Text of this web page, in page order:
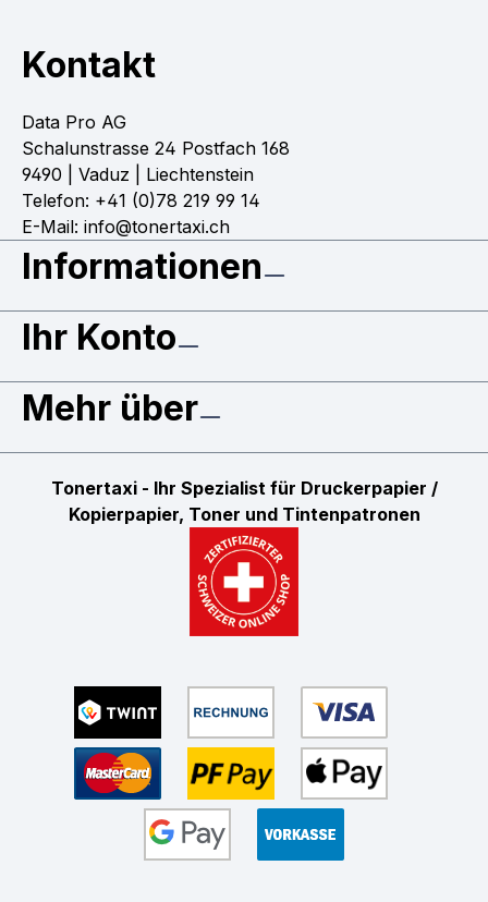
Kontakt
Data Pro AG
Schalunstrasse 24 Postfach 168
9490 | Vaduz | Liechtenstein
Telefon: +41 (0)78 219 99 14
E-Mail: info@tonertaxi.ch
Informationen
Ihr Konto
Mehr über
Tonertaxi - Ihr Spezialist für Druckerpapier /
Kopierpapier, Toner und Tintenpatronen